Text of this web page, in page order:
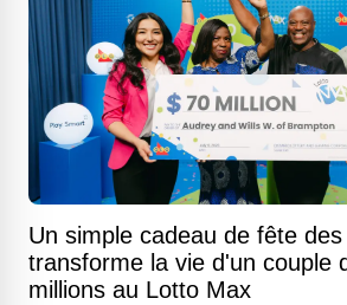
Un simple cadeau de fête
transforme la vie d'un couple
millions au Lotto Max